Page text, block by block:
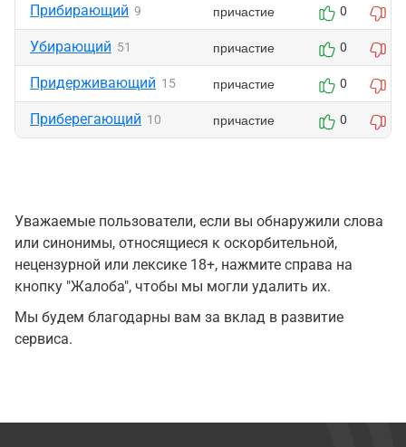
Прибирающий 9 причастие 0
Убирающий 51 причастие 0
Придерживающий 15 причастие 0
Приберегающий 10 причастие 0
Уважаемые пользователи, если вы обнаружили слова
или синонимы, относящиеся к оскорбительной,
нецензурной или лексике 18+, нажмите справа на
кнопку "Жалоба", чтобы мы могли удалить их.
Мы будем благодарны вам за вклад в развитие
сервиса.